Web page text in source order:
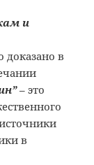
и
доказано в
– это
в